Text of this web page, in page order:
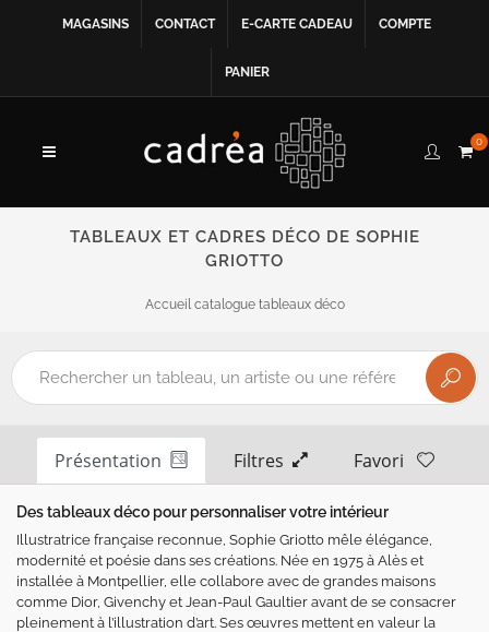
MAGASINS CONTACT E-CARTE CADEAU COMPTE
PANIER
0
TABLEAUX ET CADRES DÉCO DE SOPHIE
GRIOTTO
Accueil catalogue tableaux déco
Présentation Filtres Favori
Des tableaux déco pour personnaliser votre intérieur
Illustratrice française reconnue, Sophie Griotto mêle élégance,
modernité et poésie dans ses créations. Née en 1975 à Alès et
installée à Montpellier, elle collabore avec de grandes maisons
comme Dior, Givenchy et Jean-Paul Gaultier avant de se consacrer
pleinement à l’illustration d’art. Ses œuvres mettent en valeur la